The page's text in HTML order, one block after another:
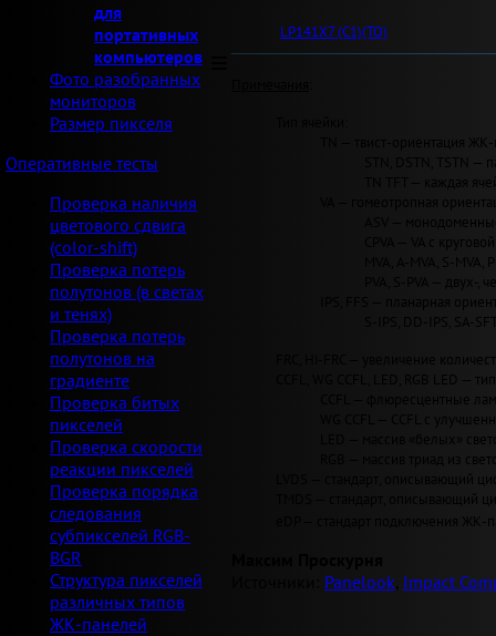
для
портативных
компьютеров
Фото разобранных
мониторов
Размер пикселя
Оперативные тесты
Проверка наличия
цветового сдвига
(color-shift)
Проверка потерь
полутонов (в светах
и тенях)
Проверка потерь
полутонов на
градиенте
Проверка битых
пикселей
Проверка скорости
реакции пикселей
Проверка порядка
следования
субпикселей RGB-
BGR
Структура пикселей
различных типов
ЖК-панелей
LP141X7 (C1)(TO)
TN — твист-ориентация
STN, DSTN, TSTN
TN TFT — каждая
VA — гомеотропная
ASV —
CPVA — VA с
MVA, A-MVA, S-
PVA, S-PVA — двух-
IPS, FFS — планарная
S-IPS, DD-IPS, SA-
FRC, Hi-FRC — увеличение
CCFL, WG CCFL, LED, RGB LED
CCFL — флюресцентные
WG CCFL — CCFL с
LED — массив «белых»
RGB — массив триад из
LVDS — стандарт, описывающий
TMDS — стандарт, описывающий
eDP — стандарт подключения
Panelook Impact